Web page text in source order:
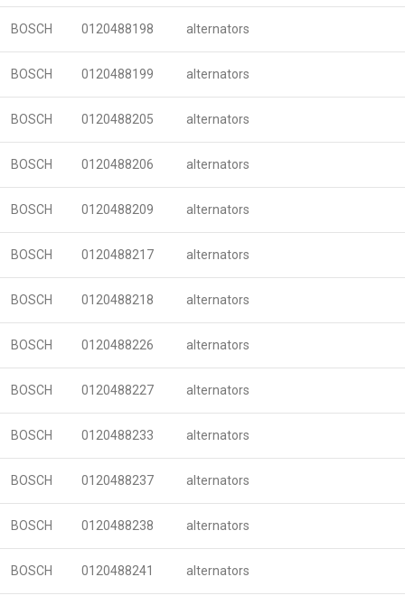
BOSCH 0120488198 alternators
BOSCH 0120488199 alternators
BOSCH 0120488205 alternators
BOSCH 0120488206 alternators
BOSCH 0120488209 alternators
BOSCH 0120488217 alternators
BOSCH 0120488218 alternators
BOSCH 0120488226 alternators
BOSCH 0120488227 alternators
BOSCH 0120488233 alternators
BOSCH 0120488237 alternators
BOSCH 0120488238 alternators
BOSCH 0120488241 alternators